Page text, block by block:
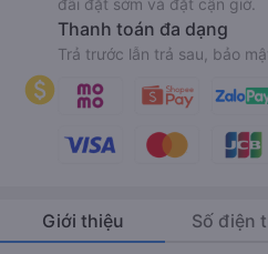
đãi đặt sớm và đặt cận giờ.
Thanh toán đa dạng
Trả trước lẫn trả sau, bảo
Giới thiệu Số điện